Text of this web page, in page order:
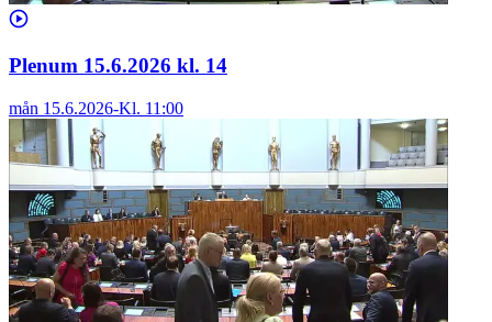
Plenum 15.6.2026 kl. 14
mån 15.6.2026-Kl. 11:00